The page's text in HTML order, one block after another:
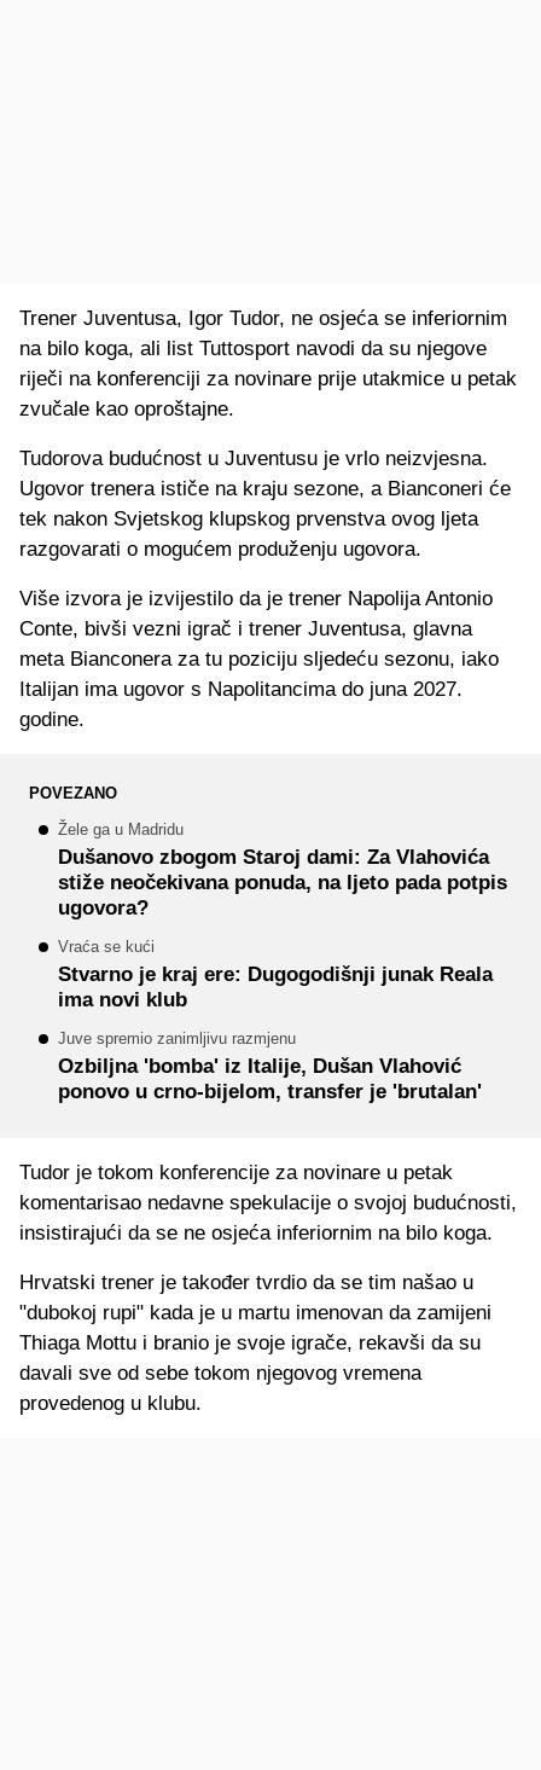
Trener Juventusa, Igor Tudor, ne osjeća se inferiornim
na bilo koga, ali list Tuttosport navodi da su njegove
riječi na konferenciji za novinare prije utakmice u petak
zvučale kao oproštajne.
Tudorova budućnost u Juventusu je vrlo neizvjesna.
Ugovor trenera ističe na kraju sezone, a Bianconeri će
tek nakon Svjetskog klupskog prvenstva ovog ljeta
razgovarati o mogućem produženju ugovora.
Više izvora je izvijestilo da je trener Napolija Antonio
Conte, bivši vezni igrač i trener Juventusa, glavna
meta Bianconera za tu poziciju sljedeću sezonu, iako
Italijan ima ugovor s Napolitancima do juna 2027.
godine.
POVEZANO
Žele ga u Madridu
Dušanovo zbogom Staroj dami: Za Vlahovića
stiže neočekivana ponuda, na ljeto pada potpis
ugovora?
Vraća se kući
Stvarno je kraj ere: Dugogodišnji junak Reala
ima novi klub
Juve spremio zanimljivu razmjenu
Ozbiljna 'bomba' iz Italije, Dušan Vlahović
ponovo u crno-bijelom, transfer je 'brutalan'
Tudor je tokom konferencije za novinare u petak
komentarisao nedavne spekulacije o svojoj budućnosti,
insistirajući da se ne osjeća inferiornim na bilo koga.
Hrvatski trener je također tvrdio da se tim našao u
"dubokoj rupi" kada je u martu imenovan da zamijeni
Thiaga Mottu i branio je svoje igrače, rekavši da su
davali sve od sebe tokom njegovog vremena
provedenog u klubu.